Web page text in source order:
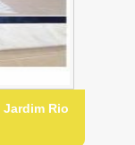
Jardim Rio